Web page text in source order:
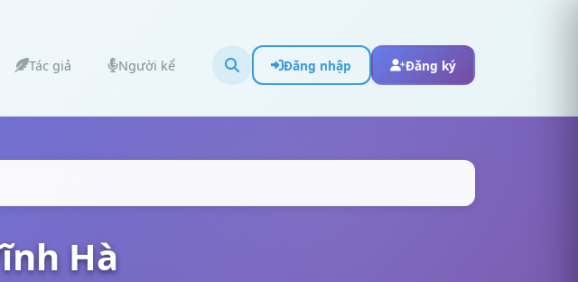
Tác giả Người kể Đăng nhập Đăng ký
Hà